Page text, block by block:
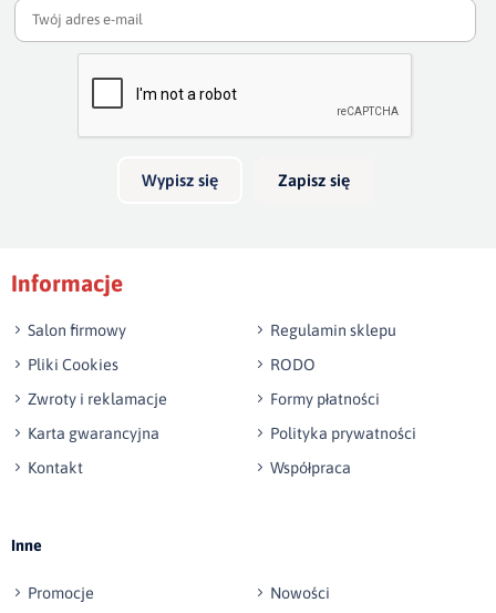
Wyślij opinię
Wypisz się Zapisz się
Informacje
Salon firmowy
Regulamin sklepu
Pliki Cookies
RODO
Zwroty i reklamacje
Formy płatności
Karta gwarancyjna
Polityka prywatności
Kontakt
Współpraca
Inne
Promocje
Nowości